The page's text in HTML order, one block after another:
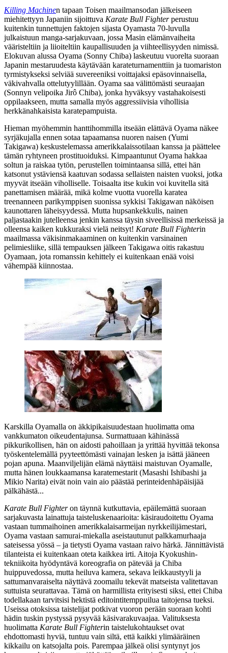
Killing Machinen tapaan Toisen maailmansodan jälkeiseen
miehitettyyn Japaniin sijoittuva Karate Bull Fighterperustuu
kuitenkin tunnettujen faktojen sijasta Oyamasta 70‑luvulla
julkaistuun manga-sarjakuvaan, jossa Masin elämänvaiheita
vääristeltiin ja liioiteltiin kaupallisuuden ja viihteellisyyden nimissä.
Elokuvan alussa Oyama (Sonny Chiba) laskeutuu vuorelta suoraan
Japanin mestaruudesta käytävään karateturnamenttiin ja tuomariston
tyrmistykseksi selviää suvereeniksi voittajaksi epäsovinnaisella,
väkivahvalla ottelutyylillään. Oyama saa välittömästi seuraajan
(Sonnyn velipoika Jirô Chiba), jonka hyväksyy vastahakoisesti
oppilaakseen, mutta samalla myös aggressiivisia vihollisia
herkkänahkaisista karatepampuista.
Hieman myöhemmin hanttihommilla itseään elättävä Oyama näkee
syrjäkujalla ennen sotaa tapaamansa nuoren naisen (Yumi
Takigawa) keskustelemassa amerikkalaissotilaan kanssa ja päättelee
tämän ryhtyneen prostituoiduksi. Kimpaantunut Oyama hakkaa
soltun ja raiskaa tytön, perustellen toimintaansa sillä, ettei hän
katsonut ystäviensä kaatuvan sodassa sellaisten naisten vuoksi, jotka
myyvät itseään viholliselle. Toisaalta itse kukin voi kuvitella sitä
panettamisen määrää, mikä kolme vuotta vuorella karatea
treenanneen parikymppisen suonissa sykkisi Takigawan näköisen
kaunottaren läheisyydessä. Mutta hupsankekkulis, nainen
paljastaakin jutelleensa jenkin kanssa täysin siveellisissä merkeissä ja
olleensa kaiken kukkuraksi vielä neitsyt! Karate Bull Fighterin
maailmassa väkisinmakaaminen on kuitenkin varsinainen
pelimiesliike, sillä tempauksen jälkeen Takigawa oitis rakastuu
Oyamaan, jota romanssin kehittely ei kuitenkaan enää voisi
vähempää kiinnostaa.
Karskilla Oyamalla on äkkipikaisuudestaan huolimatta oma
vankkumaton oikeudentajunsa. Surmattuaan kähinässä
pikkurikollisen, hän on aidosti pahoillaan ja yrittää hyvittää tekonsa
työskentelemällä pyyteettömästi vainajan lesken ja isättä jääneen
pojan apuna. Maanviljelijän elämä näyttäisi maistuvan Oyamalle,
mutta hänen loukkaamansa karatemestarit (Masashi Ishibashi ja
Mikio Narita) eivät noin vain aio päästää perinteidenhäpäisijää
pälkähästä...
Karate Bull Fighteron täynnä kutkuttavia, epäilemättä suoraan
sarjakuvasta lainattuja taisteluskenaarioita: käsiraudoitettu Oyama
vastaan tummaihoinen amerikkalaisarmeijan nyrkkeilijämestari,
Oyama vastaan samurai-miekalla aseistautunut palkkamurhaaja
sateisessa yössä – ja tietysti Oyama vastaan raivo härkä. Jännittävistä
tilanteista ei kuitenkaan oteta kaikkea irti. Aitoja Kyokushin-
tekniikoita hyödyntävä koreografia on pätevää ja Chiba
huippuvedossa, mutta heiluva kamera, sekava leikkaustyyli ja
sattumanvaraiselta näyttävä zoomailu tekevät matseista valitettavan
suttuista seurattavaa. Tämä on harmillista erityisesti siksi, ettei Chiba
todellakaan tarvitsisi hektistä editointitemppuilua taitojensa tueksi.
Useissa otoksissa taistelijat potkivat vuoron perään suoraan kohti
hädin tuskin pystyssä pysyvää käsivarakuvaajaa. Valituksesta
huolimatta Karate Bull Fighterin taistelukohtaukset ovat
ehdottomasti hyviä, tuntuu vain siltä, että kaikki ylimääräinen
kikkailu on katsojalta pois. Parempaa jälkeä olisi syntynyt jos